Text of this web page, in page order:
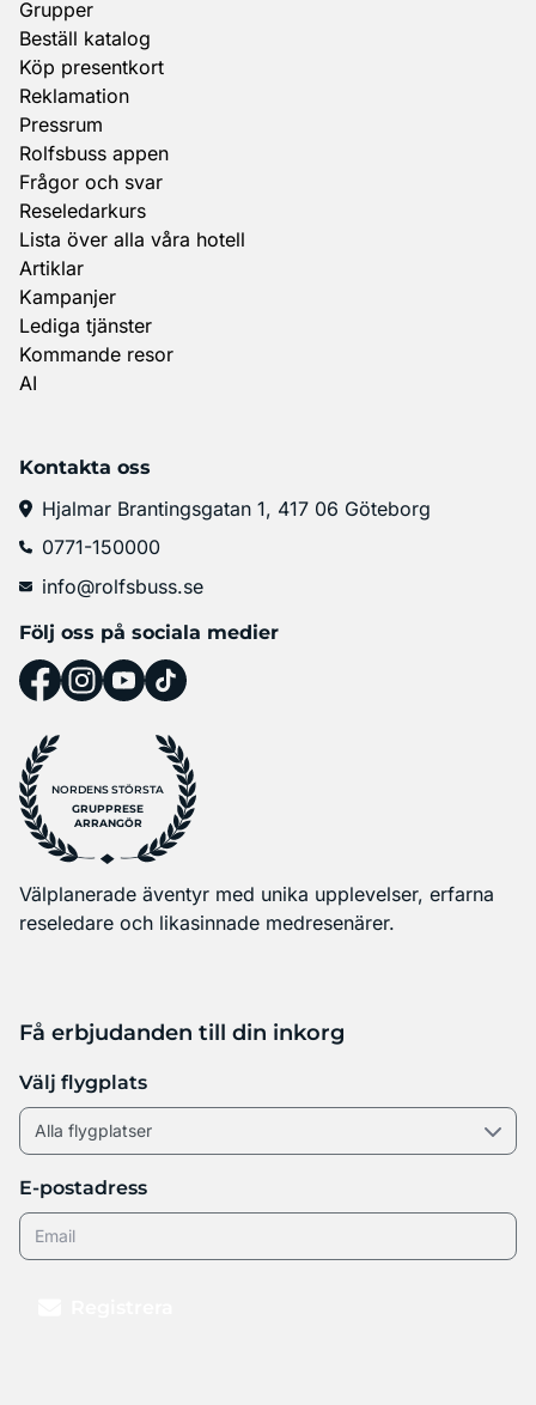
Grupper
Beställ katalog
Köp presentkort
Reklamation
Pressrum
Rolfsbuss appen
Frågor och svar
Reseledarkurs
Lista över alla våra hotell
Artiklar
Kampanjer
Lediga tjänster
Kommande resor
AI
Kontakta oss
Hjalmar Brantingsgatan 1, 417 06 Göteborg
0771-150000
info@rolfsbuss.se
Följ oss på sociala medier
NORDENS STÖRSTA
GRUPPRESE
ARRANGÖR
Välplanerade äventyr med unika upplevelser, erfarna
reseledare och likasinnade medresenärer.
Få erbjudanden till din inkorg
Välj flygplats
E-postadress